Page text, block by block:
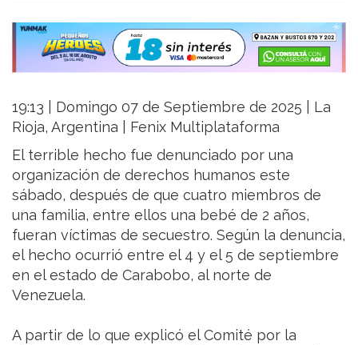
19:13 | Domingo 07 de Septiembre de 2025 | La
Rioja, Argentina | Fenix Multiplataforma
El terrible hecho fue denunciado por una
organización de derechos humanos este
sábado, después de que cuatro miembros de
una familia, entre ellos una bebé de 2 años,
fueran víctimas de secuestro. Según la denuncia,
el hecho ocurrió entre el 4 y el 5 de septiembre
en el estado de Carabobo, al norte de
Venezuela.
A partir de lo que explicó el Comité por la